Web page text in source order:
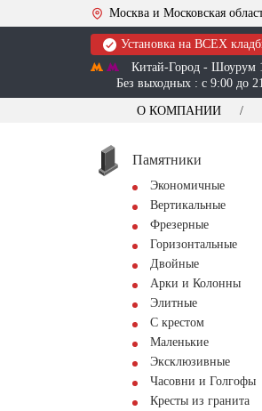
Москва и Московская
Установка на ВСЕХ
Китай-Город - Шоурум
Без выходных : с 9:00 до
О КОМПАНИИ
Памятники
Экономичные
Вертикальные
Фрезерные
Горизонтальные
Двойные
Арки и Колонны
Элитные
С крестом
Маленькие
Эксклюзивные
Часовни и Голгофы
Кресты из гранита